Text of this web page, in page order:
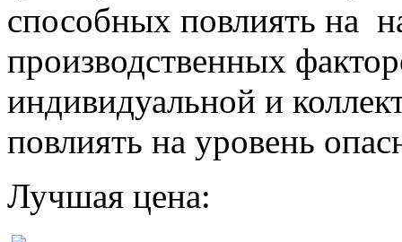
способных повлиять на
производственных
индивидуальной и
повлиять на уровень
Лучшая цена: